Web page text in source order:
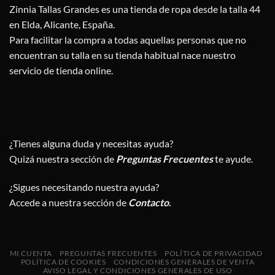
Zinnia Tallas Grandes es una tienda de ropa desde la talla 44
en Elda, Alicante, España.
Para facilitar la compra a todas aquellas personas que no
encuentran su talla en su tienda habitual nace nuestro
servicio de tienda online.
¿Tienes alguna duda y necesitas ayuda?
Quizá nuestra sección de Preguntas Frecuenteste ayude.
¿Sigues necesitando nuestra ayuda?
Accede a nuestra sección de Contacto.
MI CUENTA PREGUNTAS FRECUENTES
POLÍTICA DE PRIVACIDAD
POLÍTICA DE COOKIES
CONDICIONES GENERALES DE VENTA
AVISO LEGAL Y CONDICIONES GENERALES DE USO